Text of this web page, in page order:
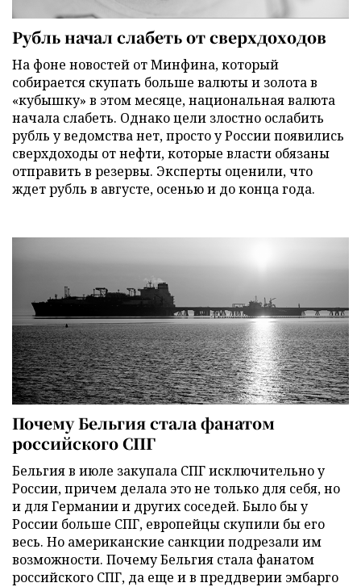
Рубль начал слабеть от сверхдоходов
На фоне новостей от Минфина, который
собирается скупать больше валюты и золота в
«кубышку» в этом месяце, национальная валюта
начала слабеть. Однако цели злостно ослабить
рубль у ведомства нет, просто у России появились
сверхдоходы от нефти, которые власти обязаны
отправить в резервы. Эксперты оценили, что
ждет рубль в августе, осенью и до конца года.
Почему Бельгия стала фанатом
российского СПГ
Бельгия в июле закупала СПГ исключительно у
России, причем делала это не только для себя, но
и для Германии и других соседей. Было бы у
России больше СПГ, европейцы скупили бы его
весь. Но американские санкции подрезали им
возможности. Почему Бельгия стала фанатом
российского СПГ, да еще и в преддверии эмбарго